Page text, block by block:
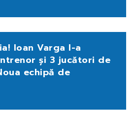
Ioan Varga l-a
și 3 jucători de
echipă de